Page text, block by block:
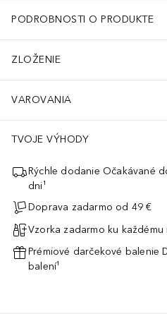
PODROBNOSTI O PRODUKTE
ZLOŽENIE
VAROVANIA
TVOJE VÝHODY
Rýchle dodanie Očakávané
dni¹
Doprava zadarmo od 49 €
Vzorka zadarmo ku každému
Prémiové darčekové balenie
balení¹